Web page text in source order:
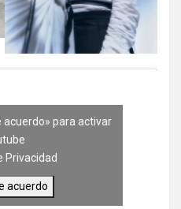
acuerdo» para activar
Privacidad
acuerdo